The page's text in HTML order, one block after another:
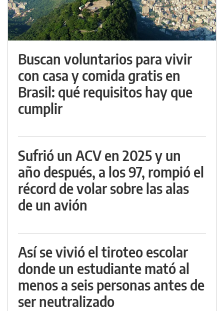
Buscan voluntarios para vivir
con casa y comida gratis en
Brasil: qué requisitos hay que
cumplir
Sufrió un ACV en 2025 y un
año después, a los 97, rompió el
récord de volar sobre las alas
de un avión
Así se vivió el tiroteo escolar
donde un estudiante mató al
menos a seis personas antes de
ser neutralizado